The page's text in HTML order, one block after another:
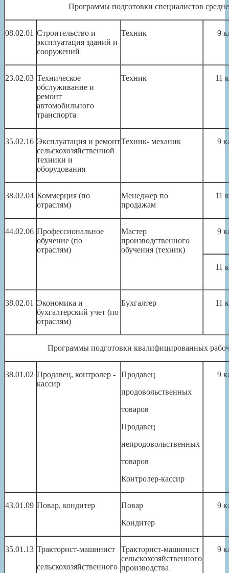
Программы подготовки специалистов
08.02.01 Строительство и
эксплуатация зданий и
сооружений
Техник 9
23.02.03 Техническое
обслуживание и
ремонт
автомобильного
транспорта
Техник 11
35.02.16 Эксплуатация и ремонт
сельскохозяйственной
техники и
оборудования
Техник- механик 9
38.02.04 Коммерция (по
отраслям)
Менеджер по
продажам
11
44.02.06 Профессиональное
обучение (по
отраслям)
Мастер
производственного
обучения (техник)
9
11
38.02.01 Экономика и
бухгалтерский учет (по
отраслям)
Бухгалтер 11
Программы подготовки квалифицированных
38.01.02 Продавец, контролер -
кассир
Продавец
продовольственных
товаров
Продавец
непродовольственных
товаров
Контролер-кассир
9
43.01.09 Повар, кондитер
Повар
Кондитер
9
35.01.13 Тракторист-машинист
сельскохозяйственного
Тракторист-машинист
сельскохозяйственного
производства
9